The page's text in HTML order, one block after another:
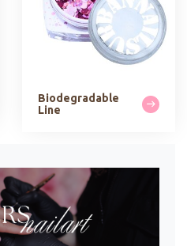
Biodegradable
Line